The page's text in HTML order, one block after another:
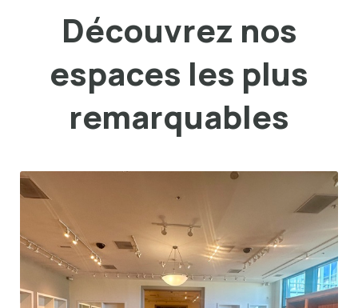
Découvrez nos
espaces les plus
remarquables